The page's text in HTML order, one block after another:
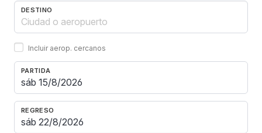
DESTINO
Incluir aerop. cercanos
PARTIDA
REGRESO